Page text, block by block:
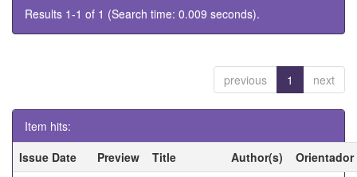
Results 1-1 of 1 (Search time: 0.009 seconds).
previous 1 next
Item hits:
Issue Date
Preview Title Author(s)
Orientador